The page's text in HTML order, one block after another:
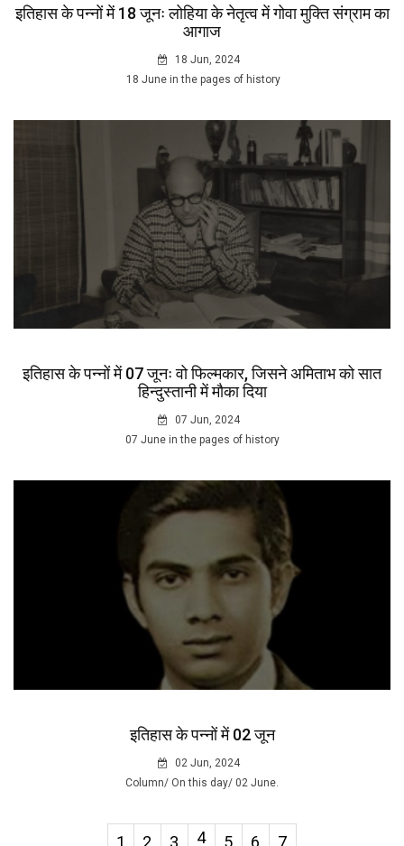
इतिहास के पन्नों में 18 जूनः लोहिया के नेतृत्व में गोवा मुक्ति संग्राम का
आगाज
18 Jun, 2024
18 June in the pages of history
इतिहास के पन्नों में 07 जूनः वो फिल्मकार, जिसने अमिताभ को सात
हिन्दुस्तानी में मौका दिया
07 Jun, 2024
07 June in the pages of history
इतिहास के पन्नों में 02 जून
02 Jun, 2024
Column/ On this day/ 02 June.
1 2 3 4 5 6 7